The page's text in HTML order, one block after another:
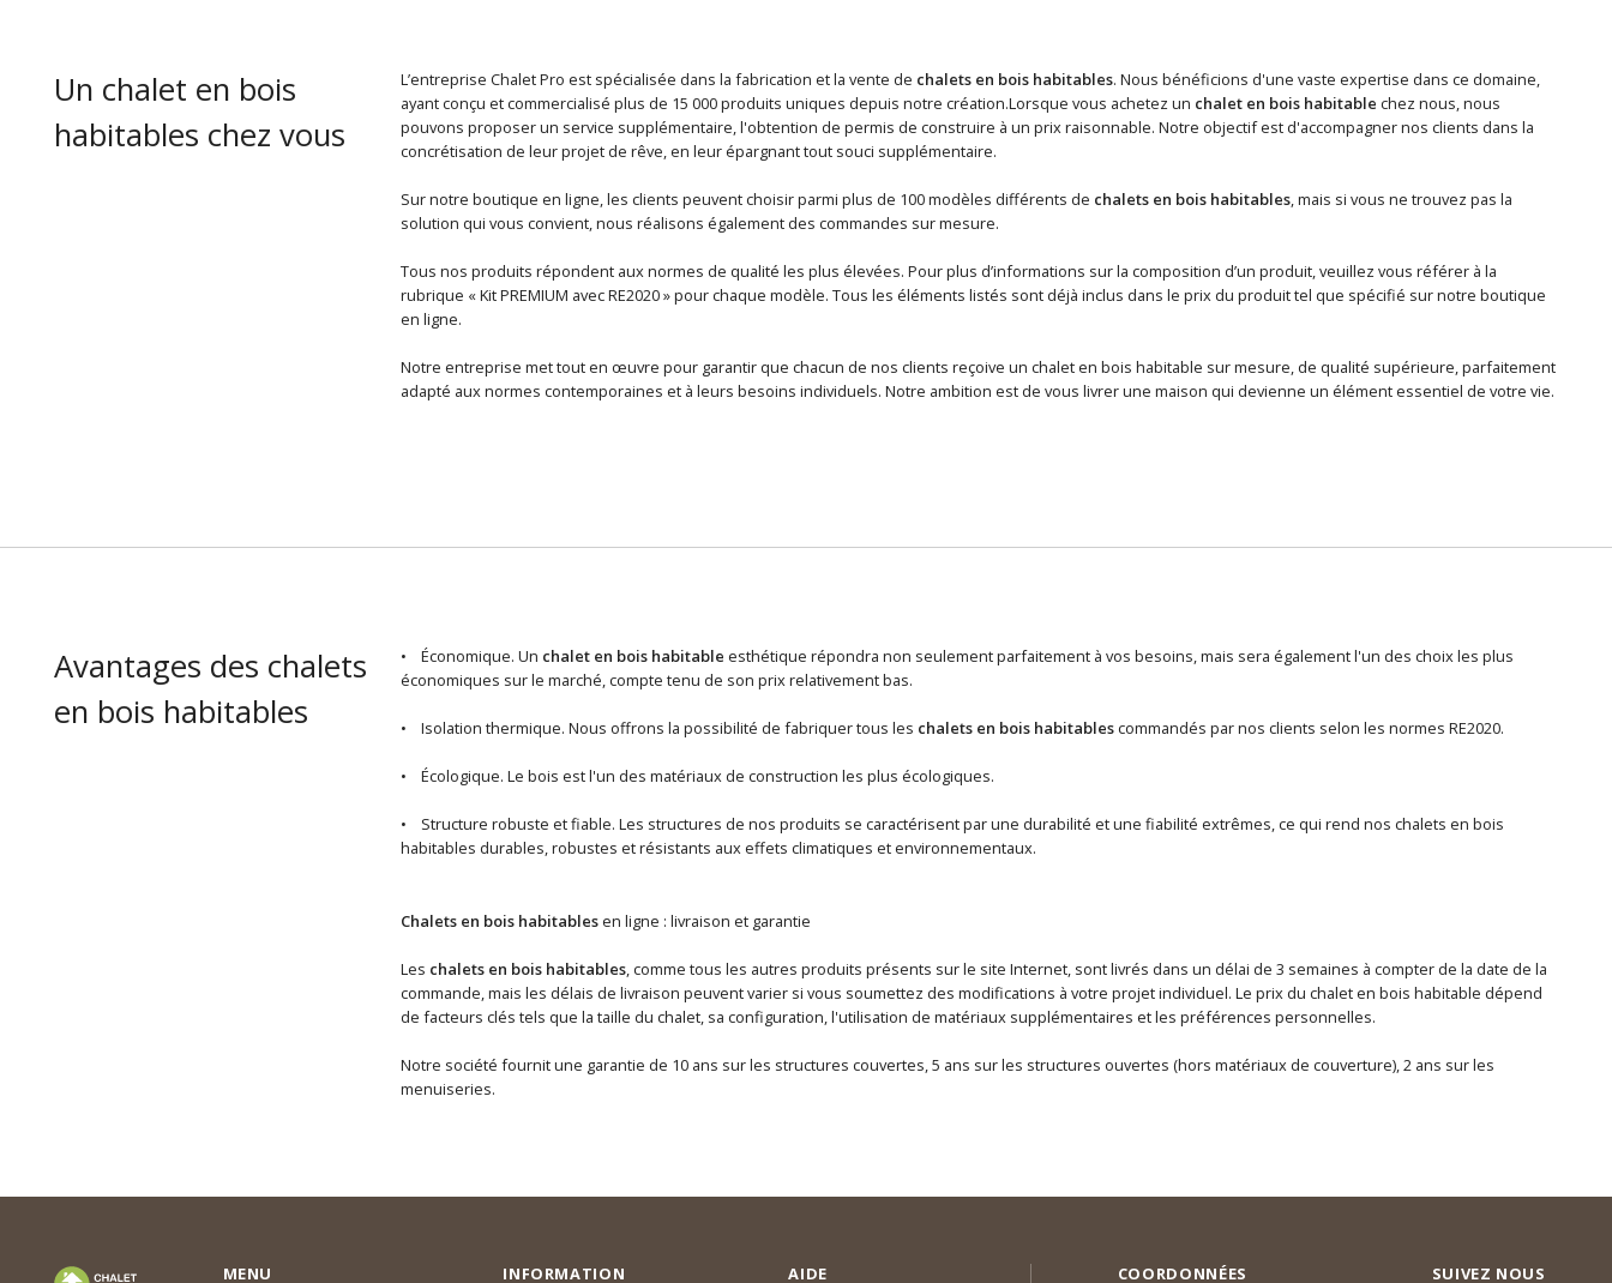
Un chalet en bois
habitables chez vous
L’entreprise Chalet Pro est spécialisée dans la fabrication et la vente de chalets en bois habitables. Nous bénéficions d'une vaste expertise dans ce domaine,
ayant conçu et commercialisé plus de 15 000 produits uniques depuis notre création.Lorsque vous achetez un chalet en bois habitable chez nous, nous
pouvons proposer un service supplémentaire, l'obtention de permis de construire à un prix raisonnable. Notre objectif est d'accompagner nos clients dans la
concrétisation de leur projet de rêve, en leur épargnant tout souci supplémentaire.
Sur notre boutique en ligne, les clients peuvent choisir parmi plus de 100 modèles différents de chalets en bois habitables, mais si vous ne trouvez pas la
solution qui vous convient, nous réalisons également des commandes sur mesure.
Tous nos produits répondent aux normes de qualité les plus élevées. Pour plus d’informations sur la composition d’un produit, veuillez vous référer à la
rubrique « Kit PREMIUM avec RE2020 » pour chaque modèle. Tous les éléments listés sont déjà inclus dans le prix du produit tel que spécifié sur notre boutique
en ligne.
Notre entreprise met tout en œuvre pour garantir que chacun de nos clients reçoive un chalet en bois habitable sur mesure, de qualité supérieure, parfaitement
adapté aux normes contemporaines et à leurs besoins individuels. Notre ambition est de vous livrer une maison qui devienne un élément essentiel de votre vie.
Avantages des chalets
en bois habitables
• Économique. Un chalet en bois habitable esthétique répondra non seulement parfaitement à vos besoins, mais sera également l'un des choix les plus
économiques sur le marché, compte tenu de son prix relativement bas.
• Isolation thermique. Nous offrons la possibilité de fabriquer tous les chalets en bois habitablescommandés par nos clients selon les normes RE2020.
• Écologique. Le bois est l'un des matériaux de construction les plus écologiques.
• Structure robuste et fiable. Les structures de nos produits se caractérisent par une durabilité et une fiabilité extrêmes, ce qui rend nos chalets en bois
habitables durables, robustes et résistants aux effets climatiques et environnementaux.
Chalets en bois habitablesen ligne : livraison et garantie
Les chalets en bois habitables, comme tous les autres produits présents sur le site Internet, sont livrés dans un délai de 3 semaines à compter de la date de la
commande, mais les délais de livraison peuvent varier si vous soumettez des modifications à votre projet individuel. Le prix du chalet en bois habitable dépend
de facteurs clés tels que la taille du chalet, sa configuration, l'utilisation de matériaux supplémentaires et les préférences personnelles.
Notre société fournit une garantie de 10 ans sur les structures couvertes, 5 ans sur les structures ouvertes (hors matériaux de couverture), 2 ans sur les
menuiseries.
MENU INFORMATION AIDE COORDONNÉES SUIVEZ NOUS